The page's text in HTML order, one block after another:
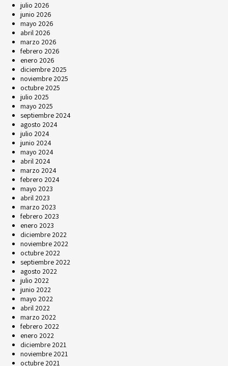
julio 2026
junio 2026
mayo 2026
abril 2026
marzo 2026
febrero 2026
enero 2026
diciembre 2025
noviembre 2025
octubre 2025
julio 2025
mayo 2025
septiembre 2024
agosto 2024
julio 2024
junio 2024
mayo 2024
abril 2024
marzo 2024
febrero 2024
mayo 2023
abril 2023
marzo 2023
febrero 2023
enero 2023
diciembre 2022
noviembre 2022
octubre 2022
septiembre 2022
agosto 2022
julio 2022
junio 2022
mayo 2022
abril 2022
marzo 2022
febrero 2022
enero 2022
diciembre 2021
noviembre 2021
octubre 2021